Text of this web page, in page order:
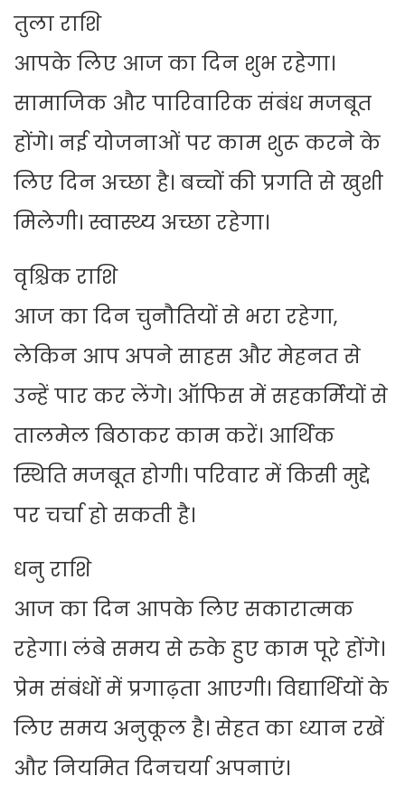
तुला राशि
आपके लिए आज का दिन शुभ रहेगा।
सामाजिक और पारिवारिक संबंध मजबूत
होंगे। नई योजनाओं पर काम शुरू करने के
लिए दिन अच्छा है। बच्चों की प्रगति से खुशी
मिलेगी। स्वास्थ्य अच्छा रहेगा।
वृश्चिक राशि
आज का दिन चुनौतियों से भरा रहेगा,
लेकिन आप अपने साहस और मेहनत से
उन्हें पार कर लेंगे। ऑफिस में सहकर्मियों से
तालमेल बिठाकर काम करें। आर्थिक
स्थिति मजबूत होगी। परिवार में किसी मुद्दे
पर चर्चा हो सकती है।
धनु राशि
आज का दिन आपके लिए सकारात्मक
रहेगा। लंबे समय से रुके हुए काम पूरे होंगे।
प्रेम संबंधों में प्रगाढ़ता आएगी। विद्यार्थियों के
लिए समय अनुकूल है। सेहत का ध्यान रखें
और नियमित दिनचर्या अपनाएं।